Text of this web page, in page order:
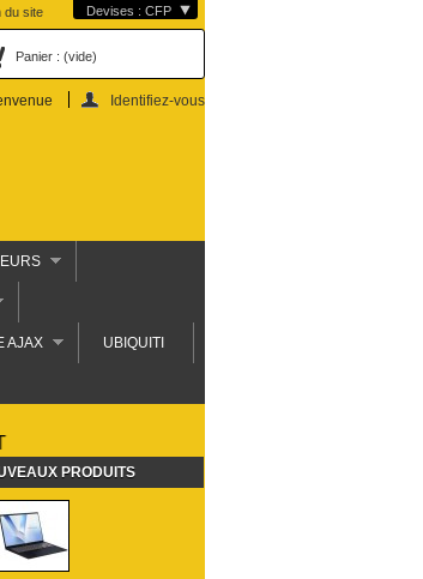
Devises : CFP
du site
Panier : (vide)
Identifiez-vous
AJAX UBIQUITI
PRODUITS